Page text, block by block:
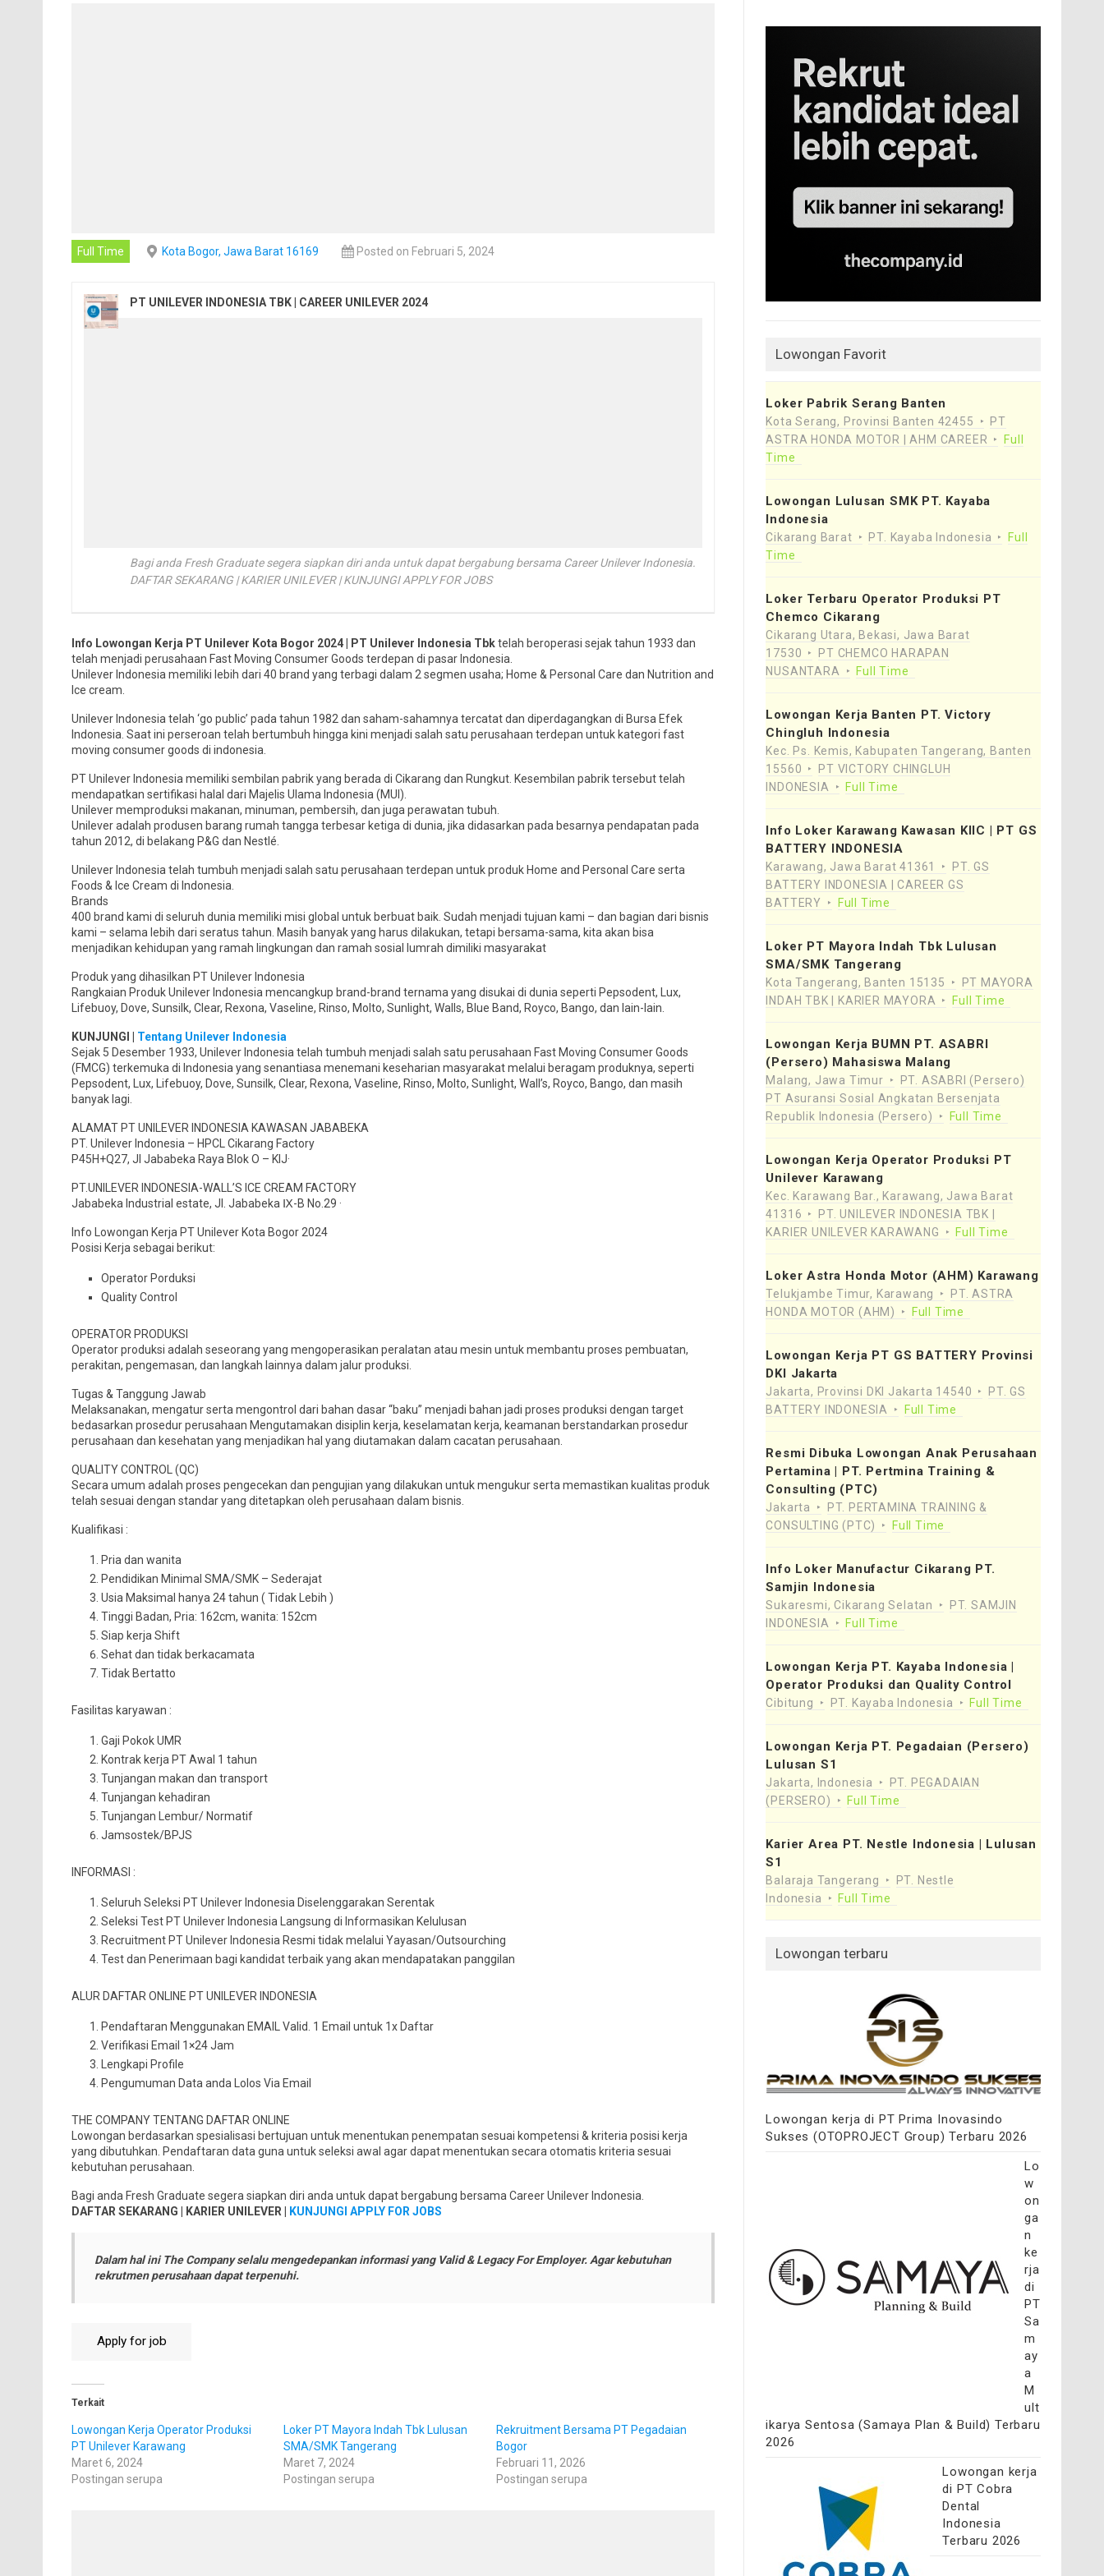
Full Time Kota Bogor, Jawa Barat 16169 Posted on Februari 5, 2024
PT UNILEVER INDONESIA TBK | CAREER UNILEVER 2024
Bagi anda Fresh Graduate segera siapkan diri anda untuk dapat bergabung bersama Career Unilever Indonesia.
DAFTAR SEKARANG | KARIER UNILEVER | KUNJUNGI APPLY FOR JOBS
Info Lowongan Kerja PT Unilever Kota Bogor 2024 | PT Unilever Indonesia Tbktelah beroperasi sejak tahun 1933 dan
telah menjadi perusahaan Fast Moving Consumer Goods terdepan di pasar Indonesia.
Unilever Indonesia memiliki lebih dari 40 brand yang terbagi dalam 2 segmen usaha; Home & Personal Care dan Nutrition and
Ice cream.
Unilever Indonesia telah ‘go public’ pada tahun 1982 dan saham-sahamnya tercatat dan diperdagangkan di Bursa Efek
Indonesia. Saat ini perseroan telah bertumbuh hingga kini menjadi salah satu perusahaan terdepan untuk kategori fast
moving consumer goods di indonesia.
PT Unilever Indonesia memiliki sembilan pabrik yang berada di Cikarang dan Rungkut. Kesembilan pabrik tersebut telah
mendapatkan sertifikasi halal dari Majelis Ulama Indonesia (MUI).
Unilever memproduksi makanan, minuman, pembersih, dan juga perawatan tubuh.
Unilever adalah produsen barang rumah tangga terbesar ketiga di dunia, jika didasarkan pada besarnya pendapatan pada
tahun 2012, di belakang P&G dan Nestlé.
Unilever Indonesia telah tumbuh menjadi salah satu perusahaan terdepan untuk produk Home and Personal Care serta
Foods & Ice Cream di Indonesia.
Brands
400 brand kami di seluruh dunia memiliki misi global untuk berbuat baik. Sudah menjadi tujuan kami – dan bagian dari bisnis
kami – selama lebih dari seratus tahun. Masih banyak yang harus dilakukan, tetapi bersama-sama, kita akan bisa
menjadikan kehidupan yang ramah lingkungan dan ramah sosial lumrah dimiliki masyarakat
Produk yang dihasilkan PT Unilever Indonesia
Rangkaian Produk Unilever Indonesia mencangkup brand-brand ternama yang disukai di dunia seperti Pepsodent, Lux,
Lifebuoy, Dove, Sunsilk, Clear, Rexona, Vaseline, Rinso, Molto, Sunlight, Walls, Blue Band, Royco, Bango, dan lain-lain.
KUNJUNGI | Tentang Unilever Indonesia
Sejak 5 Desember 1933, Unilever Indonesia telah tumbuh menjadi salah satu perusahaan Fast Moving Consumer Goods
(FMCG) terkemuka di Indonesia yang senantiasa menemani keseharian masyarakat melalui beragam produknya, seperti
Pepsodent, Lux, Lifebuoy, Dove, Sunsilk, Clear, Rexona, Vaseline, Rinso, Molto, Sunlight, Wall’s, Royco, Bango, dan masih
banyak lagi.
ALAMAT PT UNILEVER INDONESIA KAWASAN JABABEKA
PT. Unilever Indonesia – HPCL Cikarang Factory
P45H+Q27, Jl Jababeka Raya Blok O – KIJ·
PT.UNILEVER INDONESIA-WALL’S ICE CREAM FACTORY
Jababeka Industrial estate, Jl. Jababeka Ⅸ-B No.29 ·
Info Lowongan Kerja PT Unilever Kota Bogor 2024
Posisi Kerja sebagai berikut:
Operator Porduksi
Quality Control
OPERATOR PRODUKSI
Operator produksi adalah seseorang yang mengoperasikan peralatan atau mesin untuk membantu proses pembuatan,
perakitan, pengemasan, dan langkah lainnya dalam jalur produksi.
Tugas & Tanggung Jawab
Melaksanakan, mengatur serta mengontrol dari bahan dasar “baku” menjadi bahan jadi proses produksi dengan target
bedasarkan prosedur perusahaan Mengutamakan disiplin kerja, keselamatan kerja, keamanan berstandarkan prosedur
perusahaan dan kesehatan yang menjadikan hal yang diutamakan dalam cacatan perusahaan.
QUALITY CONTROL (QC)
Secara umum adalah proses pengecekan dan pengujian yang dilakukan untuk mengukur serta memastikan kualitas produk
telah sesuai dengan standar yang ditetapkan oleh perusahaan dalam bisnis.
Kualifikasi :
Pria dan wanita
Pendidikan Minimal SMA/SMK – Sederajat
Usia Maksimal hanya 24 tahun ( Tidak Lebih )
Tinggi Badan, Pria: 162cm, wanita: 152cm
Siap kerja Shift
Sehat dan tidak berkacamata
Tidak Bertatto
Fasilitas karyawan :
Gaji Pokok UMR
Kontrak kerja PT Awal 1 tahun
Tunjangan makan dan transport
Tunjangan kehadiran
Tunjangan Lembur/ Normatif
Jamsostek/BPJS
INFORMASI :
Seluruh Seleksi PT Unilever Indonesia Diselenggarakan Serentak
Seleksi Test PT Unilever Indonesia Langsung di Informasikan Kelulusan
Recruitment PT Unilever Indonesia Resmi tidak melalui Yayasan/Outsourching
Test dan Penerimaan bagi kandidat terbaik yang akan mendapatakan panggilan
ALUR DAFTAR ONLINE PT UNILEVER INDONESIA
Pendaftaran Menggunakan EMAIL Valid. 1 Email untuk 1x Daftar
Verifikasi Email 1×24 Jam
Lengkapi Profile
Pengumuman Data anda Lolos Via Email
THE COMPANY TENTANG DAFTAR ONLINE
Lowongan berdasarkan spesialisasi bertujuan untuk menentukan penempatan sesuai kompetensi & kriteria posisi kerja
yang dibutuhkan. Pendaftaran data guna untuk seleksi awal agar dapat menentukan secara otomatis kriteria sesuai
kebutuhan perusahaan.
Bagi anda Fresh Graduate segera siapkan diri anda untuk dapat bergabung bersama Career Unilever Indonesia.
DAFTAR SEKARANG | KARIER UNILEVER |
KUNJUNGI APPLY FOR JOBS
Dalam hal ini The Company selalu mengedepankan informasi yang Valid & Legacy For Employer. Agar kebutuhan
rekrutmen perusahaan dapat terpenuhi.
Terkait
Lowongan Kerja Operator Produksi
PT Unilever Karawang
Maret 6, 2024
Postingan serupa
Loker PT Mayora Indah Tbk Lulusan
SMA/SMK Tangerang
Maret 7, 2024
Postingan serupa
Rekruitment Bersama PT Pegadaian
Bogor
Februari 11, 2026
Postingan serupa
Lowongan Favorit
Loker Pabrik Serang Banten
Kota Serang, Provinsi Banten 42455
PT
ASTRA HONDA MOTOR | AHM CAREER
Full
Time
Lowongan Lulusan SMK PT. Kayaba
Indonesia
Cikarang Barat PT. Kayaba Indonesia
Full
Time
Loker Terbaru Operator Produksi PT
Chemco Cikarang
Cikarang Utara, Bekasi, Jawa Barat
17530
PT CHEMCO HARAPAN
NUSANTARA
Full Time
Lowongan Kerja Banten PT. Victory
Chingluh Indonesia
Kec. Ps. Kemis, Kabupaten Tangerang, Banten
15560
PT VICTORY CHINGLUH
INDONESIA
Full Time
Info Loker Karawang Kawasan KIIC | PT GS
BATTERY INDONESIA
Karawang, Jawa Barat 41361
PT. GS
BATTERY INDONESIA | CAREER GS
BATTERY
Full Time
Loker PT Mayora Indah Tbk Lulusan
SMA/SMK Tangerang
Kota Tangerang, Banten 15135
PT MAYORA
INDAH TBK | KARIER MAYORA
Full Time
Lowongan Kerja BUMN PT. ASABRI
(Persero) Mahasiswa Malang
Malang, Jawa Timur
PT. ASABRI (Persero)
PT Asuransi Sosial Angkatan Bersenjata
Republik Indonesia (Persero)
Full Time
Lowongan Kerja Operator Produksi PT
Unilever Karawang
Kec. Karawang Bar., Karawang, Jawa Barat
41316
PT. UNILEVER INDONESIA TBK |
KARIER UNILEVER KARAWANG
Full Time
Loker Astra Honda Motor (AHM) Karawang
Telukjambe Timur, Karawang
PT. ASTRA
HONDA MOTOR (AHM)
Full Time
Lowongan Kerja PT GS BATTERY Provinsi
DKI Jakarta
Jakarta, Provinsi DKI Jakarta 14540
PT. GS
BATTERY INDONESIA
Full Time
Resmi Dibuka Lowongan Anak Perusahaan
Pertamina | PT. Pertmina Training &
Consulting (PTC)
Jakarta
PT. PERTAMINA TRAINING &
CONSULTING (PTC)
Full Time
Info Loker Manufactur Cikarang PT.
Samjin Indonesia
Sukaresmi, Cikarang Selatan
PT. SAMJIN
INDONESIA
Full Time
Lowongan Kerja PT. Kayaba Indonesia |
Operator Produksi dan Quality Control
Cibitung PT. Kayaba Indonesia Full Time
Lowongan Kerja PT. Pegadaian (Persero)
Lulusan S1
Jakarta, Indonesia
PT. PEGADAIAN
(PERSERO)
Full Time
Karier Area PT. Nestle Indonesia | Lulusan
S1
Balaraja Tangerang
PT. Nestle
Indonesia
Full Time
Lowongan terbaru
Lowongan kerja di PT Prima Inovasindo
Sukses (OTOPROJECT Group) Terbaru 2026
Lo
w
on
ga
n
ke
rja
di
PT
Sa
m
ay
a
M
ult
ikarya Sentosa (Samaya Plan & Build) Terbaru
2026
Lowongan kerja
di PT Cobra
Dental
Indonesia
Terbaru 2026